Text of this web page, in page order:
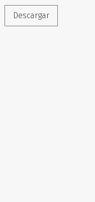
Descargar